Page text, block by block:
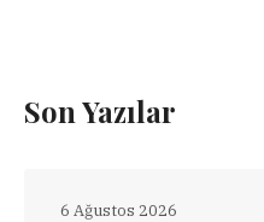
Son Yazılar
6 Ağustos 2026